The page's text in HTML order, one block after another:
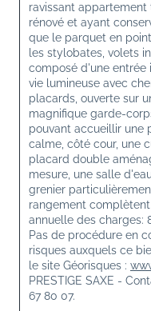
ravissant
rénové et ayant
que le parquet en
les stylobates, volets
composé d'une entrée
vie lumineuse avec
placards, ouverte sur
magnifique garde-
pouvant accueillir une
calme, côté cour, une
placard double
mesure, une salle
grenier
rangement
annuelle des charges:
Pas de procédure en
risques auxquels ce
le site Géorisques :
PRESTIGE SAXE -
67 80 07.